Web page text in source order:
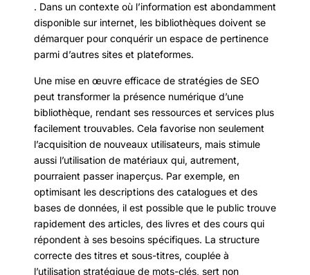
. Dans un contexte où l’information est abondamment
disponible sur internet, les bibliothèques doivent se
démarquer pour conquérir un espace de pertinence
parmi d’autres sites et plateformes.
Une mise en œuvre efficace de stratégies de SEO
peut transformer la présence numérique d’une
bibliothèque, rendant ses ressources et services plus
facilement trouvables. Cela favorise non seulement
l’acquisition de nouveaux utilisateurs, mais stimule
aussi l’utilisation de matériaux qui, autrement,
pourraient passer inaperçus. Par exemple, en
optimisant les descriptions des catalogues et des
bases de données, il est possible que le public trouve
rapidement des articles, des livres et des cours qui
répondent à ses besoins spécifiques. La structure
correcte des titres et sous-titres, couplée à
l’utilisation stratégique de mots-clés, sert non